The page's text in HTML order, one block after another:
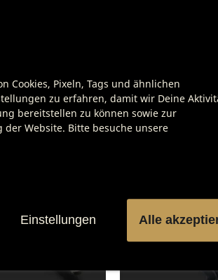
Cookies, Pixeln, Tags und ähnlichen
zu erfahren, damit wir Deine
bereitstellen zu können sowie zur
Website. Bitte besuche unsere
Einstellungen Alle